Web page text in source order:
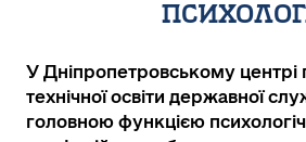
спеціальність «Психологія»,
●Національний юридичний
Ярослава Мудрого, диплом
спеціальність
У Дніпропетровському центрі
технічної освіти державної
головною функцією